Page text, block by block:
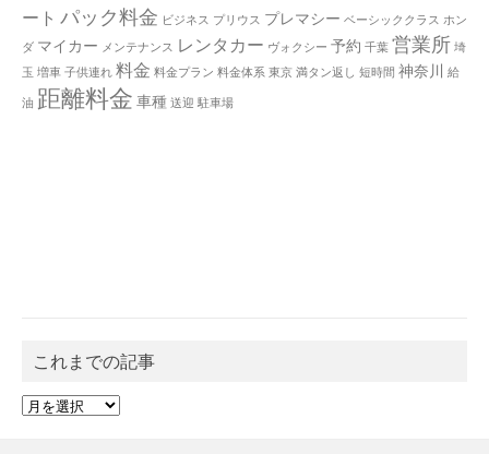
ート パック料金 ビジネス プリウス プレマシー ベーシッククラス ホン
ダ マイカー メンテナンス レンタカー ヴォクシー 予約 千葉 営業所 埼
玉 増車 子供連れ 料金 料金プラン 料金体系 東京 満タン返し 短時間 神奈川 給
油 距離料金 車種 送迎 駐車場
これまでの記事
こ